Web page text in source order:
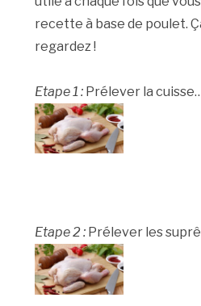
recette à base de poulet.
regardez !
Etape 1 : Prélever la
Etape 2 : Prélever les